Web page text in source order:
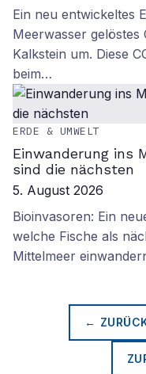
Ein neu entwickeltes
Meerwasser gelöstes
Kalkstein um. Diese
beim…
ERDE & UMWELT
Einwanderung ins
sind die nächsten
5. August 2026
Bioinvasoren: Ein
welche Fische als
Mittelmeer
←